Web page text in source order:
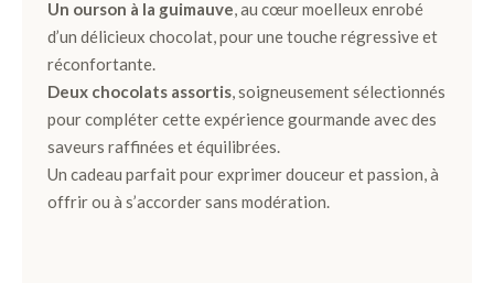
Box
et
Panier
Coffrets
de
plantation
Un ourson à la guimauve, au cœur moelleux enrobé
d’un délicieux chocolat, pour une touche régressive et
réconfortante.
Deux chocolats assortis, soigneusement sélectionnés
pour compléter cette expérience gourmande avec des
saveurs raffinées et équilibrées.
Un cadeau parfait pour exprimer douceur et passion, à
offrir ou à s’accorder sans modération.